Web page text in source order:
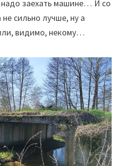
заехать машине… И со
сильно лучше, ну а
видимо, некому…